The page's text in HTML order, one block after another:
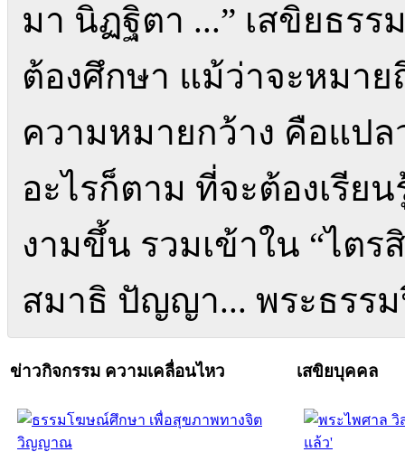
มา นิฏฐิตา ...” เสขิยธร
ต้องศึกษา แม้ว่าจะหมาย
ความหมายกว้าง คือแป
อะไรก็ตาม ที่จะต้องเรี
งามขึ้น รวมเข้าใน “ไต
สมาธิ ปัญญา... พระธรร
ข่าวกิจกรรม ความเคลื่อนไหว เสขิยบุคคล